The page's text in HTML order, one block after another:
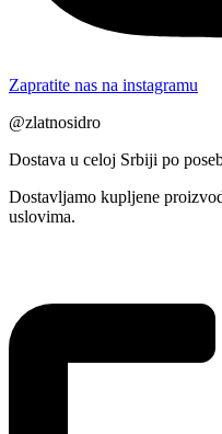
Zapratite nas na instagramu
@zlatnosidro
Dostava u celoj Srbiji po
Dostavljamo kupljene
uslovima.